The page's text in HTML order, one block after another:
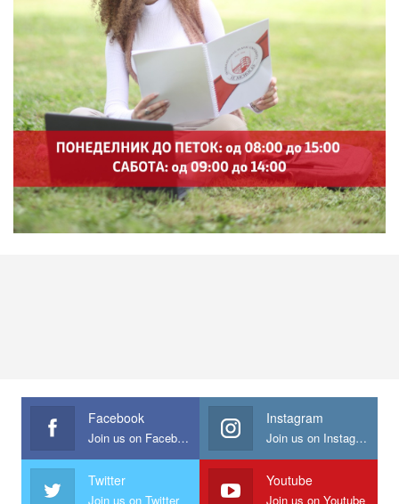
Facebook
Join us on Facebook
Instagram
Join us on Instagram
Twitter
Join us on Twitter
Youtube
Join us on Youtube